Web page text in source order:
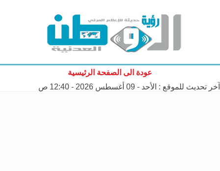
عودة الى الصفحة الرئيسية
آخر تحديث للموقع : الأحد - 09 أغسطس 2026 - 12:40 ص